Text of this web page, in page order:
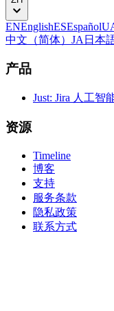
ENEnglishESEspañol
中文（简体） JA 日本
产品
Just: Jira 人工智
资源
Timeline
博客
支持
服务条款
隐私政策
联系方式